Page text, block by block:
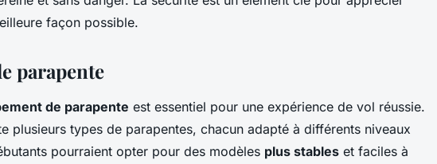
façon possible.
parapente
de parapente est essentiel pour une expérience de vol réussie.
plusieurs types de parapentes, chacun adapté à différents niveaux
pourraient opter pour des modèles plus stables et faciles à